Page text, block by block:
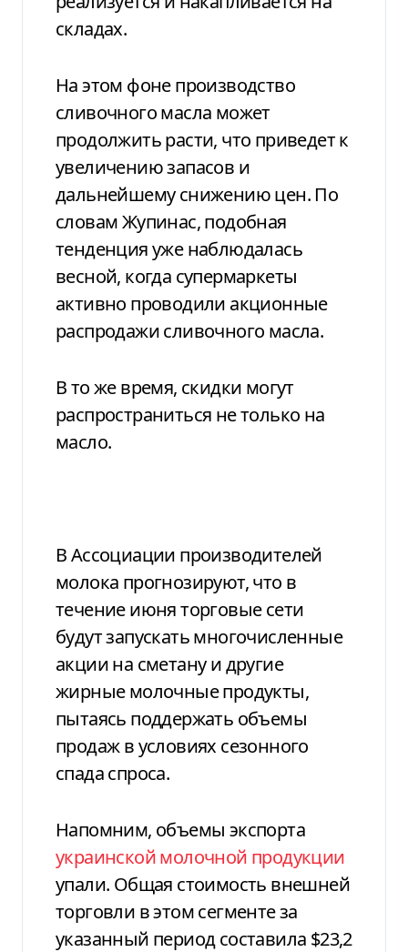
складах.
На этом фоне производство
сливочного масла может
продолжить расти, что приведет к
увеличению запасов и
дальнейшему снижению цен. По
словам Жупинас, подобная
тенденция уже наблюдалась
весной, когда супермаркеты
активно проводили акционные
распродажи сливочного масла.
В то же время, скидки могут
распространиться не только на
масло.
В Ассоциации производителей
молока прогнозируют, что в
течение июня торговые сети
будут запускать многочисленные
акции на сметану и другие
жирные молочные продукты,
пытаясь поддержать объемы
продаж в условиях сезонного
спада спроса.
Напомним, объемы экспорта
украинской молочной продукции
упали. Общая стоимость внешней
торговли в этом сегменте за
указанный период составила $23,2